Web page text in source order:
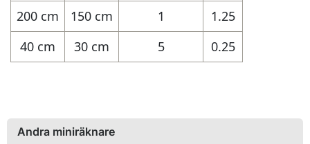
200 cm
150 cm 1
1.25
40 cm
30 cm 5 0.25
Andra miniräknare